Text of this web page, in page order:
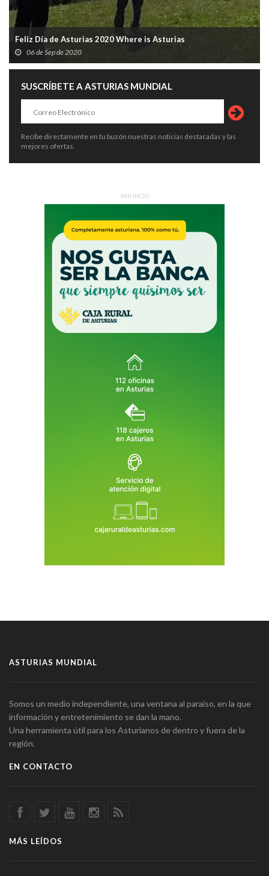
Feliz Día de Asturias 2020 Where is Asturias
06 de Sep de 2020
SUSCRÍBETE A ASTURIAS MUNDIAL
Recibe directamente en tu buzón nuestras noticias destacadas y las
mejores ofertas.
ANUNCIO
ASTURIAS MUNDIAL
Somos un medio independiente, una ventana al paraíso, en la que
información y entretenimiento se dan la mano.
Una herramienta útil para los Asturianos de dentro y fuera de la
región.
EN CONTACTO
MÁS LEÍDOS